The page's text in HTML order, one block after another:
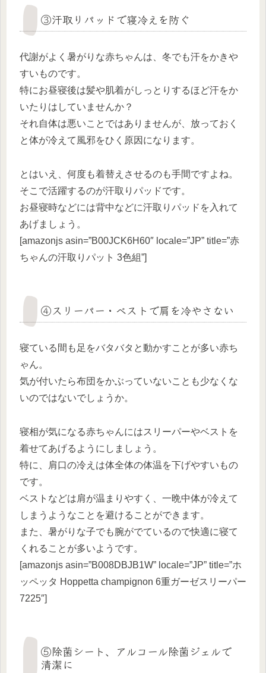
③汗取りパッドで寝冷えを防ぐ
代謝がよく暑がりな赤ちゃんは、冬でも汗をかきや
すいものです。
特にお昼寝後は髪や肌着がしっとりするほど汗をか
いたりはしていませんか？
それ自体は悪いことではありませんが、放っておく
と体が冷えて風邪をひく原因になります。
とはいえ、何度も着替えさせるのも手間ですよね。
そこで活躍するのが汗取りパッドです。
お昼寝時などには背中などに汗取りパッドを入れて
あげましょう。
[amazonjs asin=”B00JCK6H60″ locale=”JP” title=”赤
ちゃんの汗取りパット 3色組”]
④スリーパー・ベストで肩を冷やさない
寝ている間も足をバタバタと動かすことが多い赤ち
ゃん。
気が付いたら布団をかぶっていないことも少なくな
いのではないでしょうか。
寝相が気になる赤ちゃんにはスリーパーやベストを
着せてあげるようにしましょう。
特に、肩口の冷えは体全体の体温を下げやすいもの
です。
ベストなどは肩が温まりやすく、一晩中体が冷えて
しまうようなことを避けることができます。
また、暑がりな子でも腕がでているので快適に寝て
くれることが多いようです。
[amazonjs asin=”B008DBJB1W” locale=”JP” title=”ホ
ッペッタ Hoppetta champignon 6重ガーゼスリーパー
7225″]
⑤除菌シート、アルコール除菌ジェルで
清潔に